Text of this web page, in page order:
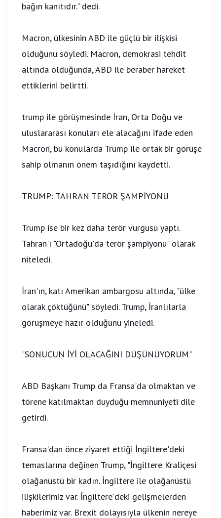
bağın kanıtıdır." dedi.
Macron, ülkesinin ABD ile güçlü bir ilişkisi
olduğunu söyledi. Macron, demokrasi tehdit
altında olduğunda, ABD ile beraber hareket
ettiklerini belirtti.
trump ile görüşmesinde İran, Orta Doğu ve
uluslararası konuları ele alacağını ifade eden
Macron, bu konularda Trump ile ortak bir görüşe
sahip olmanın önem taşıdığını kaydetti.
TRUMP: TAHRAN TERÖR ŞAMPİYONU
Trump ise bir kez daha terör vurgusu yaptı.
Tahran'ı "Ortadoğu'da terör şampiyonu" olarak
niteledi.
İran'ın, katı Amerikan ambargosu altında, "ülke
olarak çöktüğünü" söyledi. Trump, İranlılarla
görüşmeye hazır olduğunu yineledi.
"SONUCUN İYİ OLACAĞINI DÜŞÜNÜYORUM"
ABD Başkanı Trump da Fransa'da olmaktan ve
törene katılmaktan duyduğu memnuniyeti dile
getirdi.
Fransa'dan önce ziyaret ettiği İngiltere'deki
temaslarına değinen Trump, "İngiltere Kraliçesi
olağanüstü bir kadın. İngiltere ile olağanüstü
ilişkilerimiz var. İngiltere'deki gelişmelerden
haberimiz var. Brexit dolayısıyla ülkenin nereye